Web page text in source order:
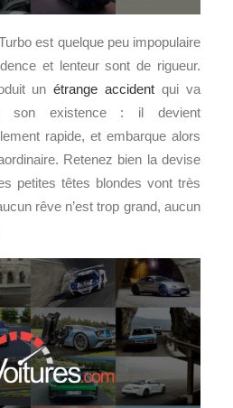
est quelque peu impopulaire
et lenteur sont de rigueur.
unétrange accident qui va
son existence : il devient
rapide, et embarque alors
Retenez bien la devise
petites têtes blondes vont très
rêve n’est trop grand, aucun